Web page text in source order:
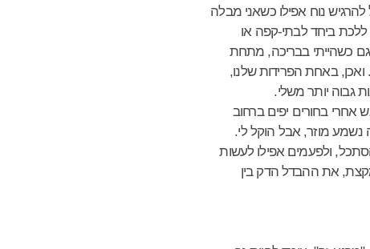
נוח אפילו כשאני מבלה
ללכת ביחד לבתי-קפה או
גם כשהייתי בבריכה, מתחת
באחת הפרידות שלנו,
גבוה יותר משלי.
בחורים יפים ברחוב
נשמע מוזר, אבל הוקל לי.
ולפעמים אפילו לעשות
את ההבדל הדק בין